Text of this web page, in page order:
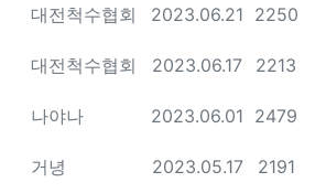
등록자
대전척수협회 등록일
2023.06.21 조회
2250
등록자
대전척수협회 등록일
2023.06.17 조회
2213
등록자
나야나 등록일
2023.06.01 조회
2479
등록자
거녕 등록일
2023.05.17 조회
2191